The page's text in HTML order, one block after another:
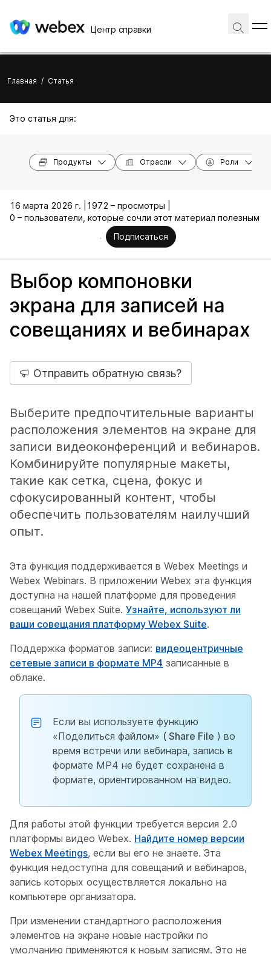
Центр справки
Главная / Статья
Это статья для:
Продукты Отрасли Роли
16 марта 2026 г. |
1972 – просмотры |
0 – пользователи, которые сочли этот материал полезным
Подписаться
Выбор компоновки
экрана для записей на
совещаниях и вебинарах
Отправить обратную связь?
Выберите предпочтительные варианты
расположения элементов на экране для
записи видеоконференций и вебинаров.
Комбинируйте популярные макеты,
такие как сетка, сцена, фокус и
сфокусированный контент, чтобы
обеспечить пользователям наилучший
опыт.
Эта функция поддерживается в Webex Meetings и
Webex Webinars. В приложении Webex эта функция
доступна на нашей платформе для проведения
совещаний Webex Suite. Узнайте, используют ли
ваши совещания платформу Webex Suite.
Поддержка форматов записи: видеоцентричные
сетевые записи в формате MP4 записанные в
облаке.
Если вы используете функцию
«Поделиться файлом» ( Share File ) во
время встречи или вебинара, запись в
формате MP4 не будет сохранена в
формате, ориентированном на видео.
Для работы этой функции требуется версия 2.0
платформы видео Webex. Найдите номер версии
Webex Meetings, если вы его не знаете. Эта
функция недоступна для совещаний и вебинаров,
запись которых осуществляется локально на
компьютере организатора.
При изменении стандартного расположения
элементов на экране новые настройки по
умолчанию применяются к новым записям. Это не